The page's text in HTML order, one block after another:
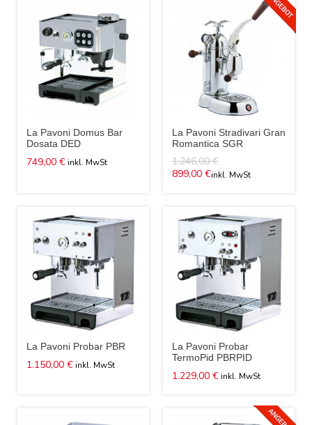
La Pavoni Domus Bar
Dosata DED
749,00 €
La Pavoni Stradivari Gran
Romantica SGR
1.246,00 €
899,00 €
La Pavoni Probar PBR
1.150,00 €
La Pavoni Probar
TermoPid PBRPID
1.229,00 €